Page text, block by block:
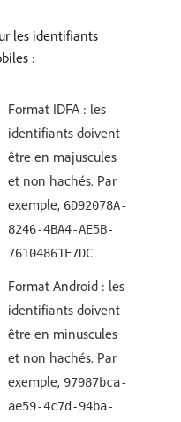
les identifiants
:
Format IDFA : les
identifiants doivent
être en majuscules
et non hachés. Par
exemple, 6D92078A-
8246-4BA4-AE5B-
76104861E7DC
Format Android : les
identifiants doivent
être en minuscules
et non hachés. Par
exemple, 97987bca-
ae59-4c7d-94ba-